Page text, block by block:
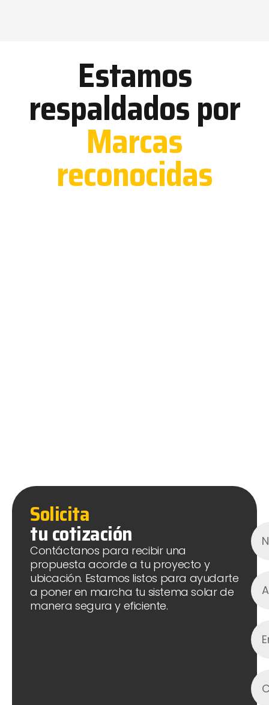
Estamos
respaldados por
Marcas
reconocidas
Solicita
tu cotización
Contáctanos para recibir una
propuesta acorde a tu proyecto y
ubicación. Estamos listos para ayudarte
a poner en marcha tu sistema solar de
manera segura y eficiente.